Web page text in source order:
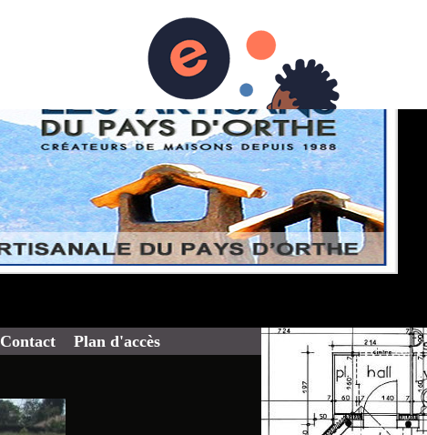
Contact Plan d'accès